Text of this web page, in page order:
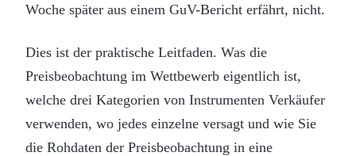
Woche später aus einem GuV-Bericht erfährt, nicht.
Dies ist der praktische Leitfaden. Was die
Preisbeobachtung im Wettbewerb eigentlich ist,
welche drei Kategorien von Instrumenten Verkäufer
verwenden, wo jedes einzelne versagt und wie Sie
die Rohdaten der Preisbeobachtung in eine